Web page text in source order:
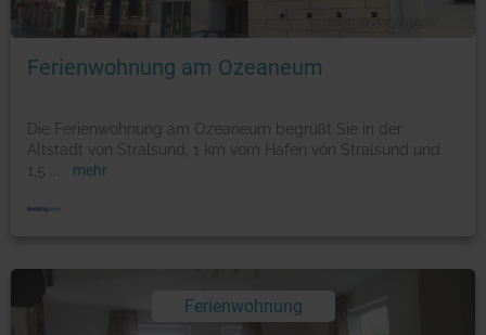
Ferienwohnung am Ozeaneum
Die Ferienwohnung am Ozeaneum begrüßt Sie in der
Altstadt von Stralsund, 1 km vom Hafen von Stralsund und
1,5
mehr
Ferienwohnung